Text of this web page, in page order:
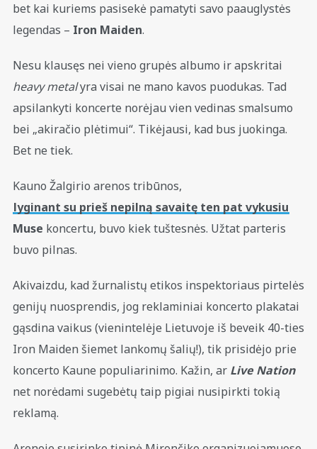
bet kai kuriems pasisekė pamatyti savo paauglystės
legendas – Iron Maiden.
Nesu klausęs nei vieno grupės albumo ir apskritai
heavy metalyra visai ne mano kavos puodukas. Tad
apsilankyti koncerte norėjau vien vedinas smalsumo
bei „akiračio plėtimui“. Tikėjausi, kad bus juokinga.
Bet ne tiek.
Kauno Žalgirio arenos tribūnos,
lyginant su prieš nepilną savaitę ten pat vykusiu
Muse koncertu, buvo kiek tuštesnės. Užtat parteris
buvo pilnas.
Akivaizdu, kad žurnalistų etikos inspektoriaus pirtelės
genijų nuosprendis, jog reklaminiai koncerto plakatai
gąsdina vaikus (vienintelėje Lietuvoje iš beveik 40-ties
Iron Maiden šiemet lankomų šalių!), tik prisidėjo prie
koncerto Kaune populiarinimo. Kažin, ar Live Nation
net norėdami sugebėtų taip pigiai nusipirkti tokią
reklamą.